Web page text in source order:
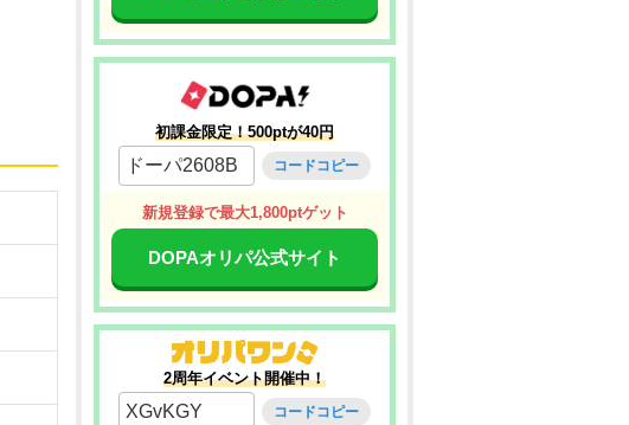
初課金限定！500ptが40円
ドーパ2608B コードコピー
新規登録で最大1,800ptゲット
DOPAオリパ公式サイト
2周年イベント開催中！
XGvKGY コードコピー